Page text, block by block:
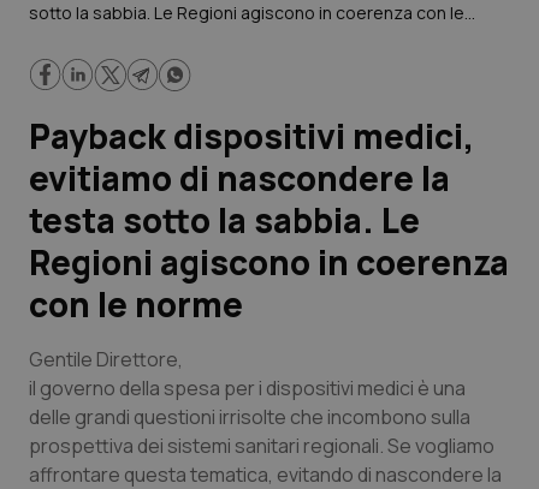
Regioni e Asl
Lavoro e Professioni
Scienza e Farmaci
Studi e Analisi
Lettere al direttore
QS Pro
Professionisti Sanitari.AI
sotto la sabbia. Le Regioni agiscono in coerenza con le
Payback dispositivi medici,
evitiamo di nascondere la
testa sotto la sabbia. Le
Regioni agiscono in coerenza
con le norme
Gentile Direttore,
il governo della spesa per i dispositivi medici è una
delle grandi questioni irrisolte che incombono sulla
prospettiva dei sistemi sanitari regionali. Se vogliamo
affrontare questa tematica, evitando di nascondere la